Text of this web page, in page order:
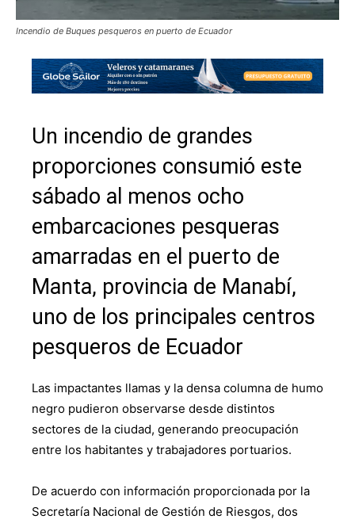
Incendio de Buques pesqueros en puerto de Ecuador
Un incendio de grandes
proporciones consumió este
sábado al menos ocho
embarcaciones pesqueras
amarradas en el puerto de
Manta, provincia de Manabí,
uno de los principales centros
pesqueros de Ecuador
Las impactantes llamas y la densa columna de humo
negro pudieron observarse desde distintos
sectores de la ciudad, generando preocupación
entre los habitantes y trabajadores portuarios.
De acuerdo con información proporcionada por la
Secretaría Nacional de Gestión de Riesgos, dos